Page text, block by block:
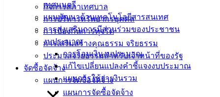
กิจการสภาเทศบาล
การบริหารทรัพยากรบุคคล
การป้องกันการทุจริต
การเสริมสร้างคุณธรรม จริยธรรม
ประมวลจริยธรรมสำหรับเจ้าหน้าที่ของรัฐ
จัดซื้อจัดจ้าง
แผนการจัดซื้อจัดจ้าง
แผนการจัดซื้อจัดจ้าง
เทศมนตรี
แผนพัฒนาด้านเทคโนโลยีสารสนเทศ
การส่งเสริมการมีส่วนร่วมของประชาชน
งบประมาณ
การโอนเงินงบประมาณ
แก้ไขเปลี่ยนแปลงคำชี้แจงงบประมาณ
แผนการใช้จ่ายงินรวม
สายตรง
นายก
ประวัติ
เทศบาล
ผู้บริหาร
และ
หัวหน้า